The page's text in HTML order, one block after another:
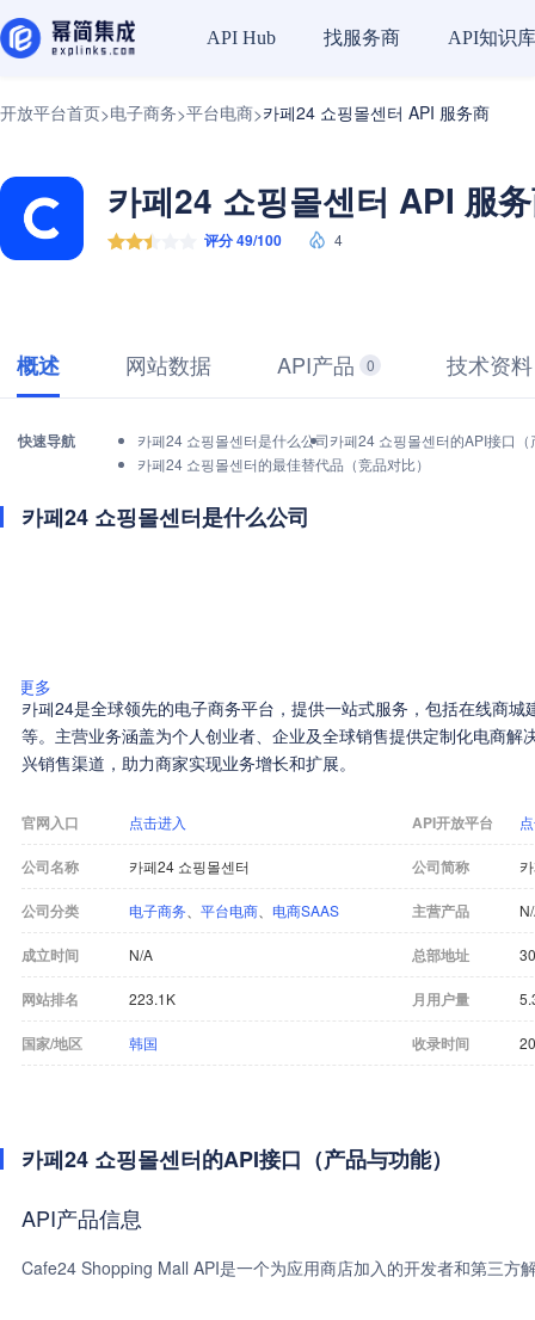
API Hub 找服务商 API知识库
开放平台首页>电子商务>平台电商>카페24 쇼핑몰센터 API 服务商
카페24 쇼핑몰센터 API 服
评分 49/100 4
概述 网站数据 API产品 0 技术资料
快速导航 카페24 쇼핑몰센터是什么公司카페24 쇼핑몰센터的API接口
카페24 쇼핑몰센터的最佳替代品（竞品对比）
카페24 쇼핑몰센터是什么公司
更多
카페24是全球领先的电子商务平台，提供一站式服务，包括在线商
等。主营业务涵盖为个人创业者、企业及全球销售提供定制化电商解
兴销售渠道，助力商家实现业务增长和扩展。
官网入口 点击进入 API开放平台
公司名称 카페24 쇼핑몰센터 公司简称
公司分类 电子商务 平台电商 电商SAAS 主营产品
成立时间 N/A 总部地址
网站排名 223.1K 月用户量
国家/地区 韩国 收录时间
카페24 쇼핑몰센터的API接口（产品与功能）
API产品信息
Cafe24 Shopping Mall API是一个为应用商店加入的开发者和第三方